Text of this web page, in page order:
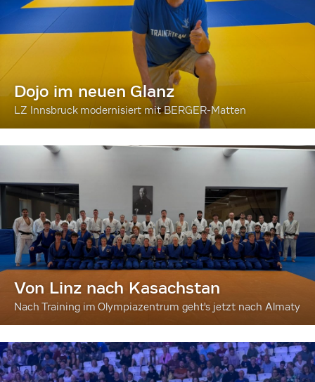
Dojo im neuen Glanz
LZ Innsbruck modernisiert mit BERGER-Matten
Von Linz nach Kasachstan
Nach Training im Olympiazentrum geht's jetzt nach Almaty